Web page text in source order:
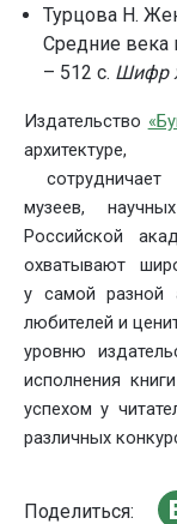
Турцова Н.
Средние века
– 512 с. Шифр
Издательство
архитектуре,
музеев,
Российской
охватывают
у самой разной
любителей и
уровню
исполнения
успехом у
различных
Поделиться: